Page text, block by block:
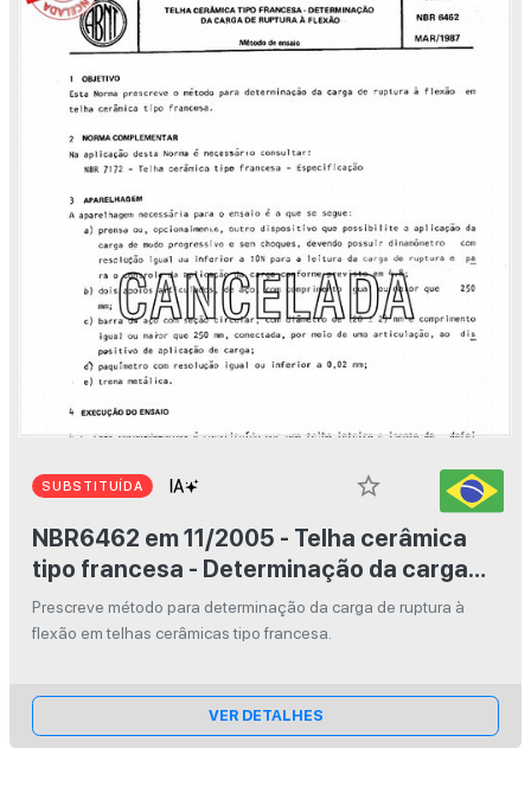
SUBSTITUÍDA
star_border
NBR6462 em 11/2005 - Telha cerâmica
tipo francesa - Determinação da carga
de ruptura à flexão
Prescreve método para determinação da carga de ruptura à
flexão em telhas cerâmicas tipo francesa.
VER DETALHES